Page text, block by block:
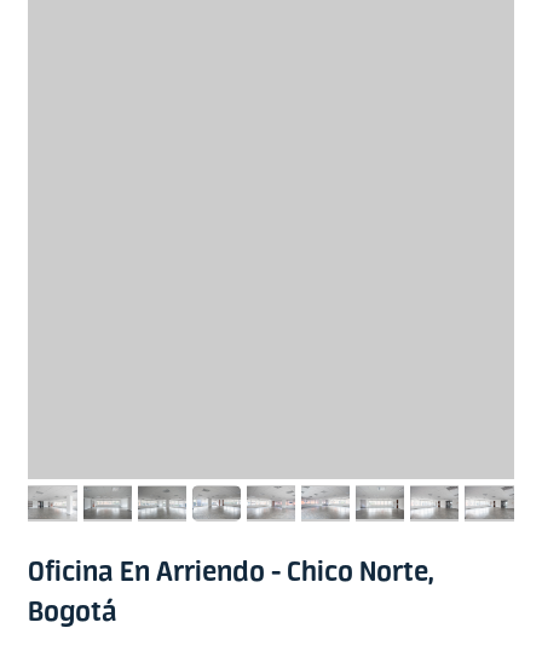
Oficina En Arriendo - Chico Norte,
Bogotá